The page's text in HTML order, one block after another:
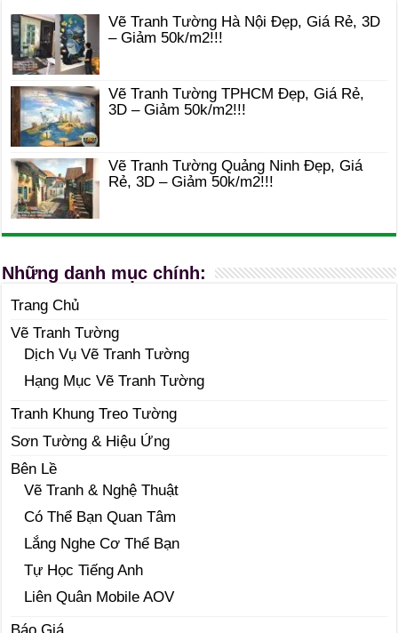
Vẽ Tranh Tường Hà Nội Đẹp, Giá Rẻ, 3D
– Giảm 50k/m2!!!
Vẽ Tranh Tường TPHCM Đẹp, Giá Rẻ,
3D – Giảm 50k/m2!!!
Vẽ Tranh Tường Quảng Ninh Đẹp, Giá
Rẻ, 3D – Giảm 50k/m2!!!
Những danh mục chính:
Trang Chủ
Vẽ Tranh Tường
Dịch Vụ Vẽ Tranh Tường
Hạng Mục Vẽ Tranh Tường
Tranh Khung Treo Tường
Sơn Tường & Hiệu Ứng
Bên Lề
Vẽ Tranh & Nghệ Thuật
Có Thể Bạn Quan Tâm
Lắng Nghe Cơ Thể Bạn
Tự Học Tiếng Anh
Liên Quân Mobile AOV